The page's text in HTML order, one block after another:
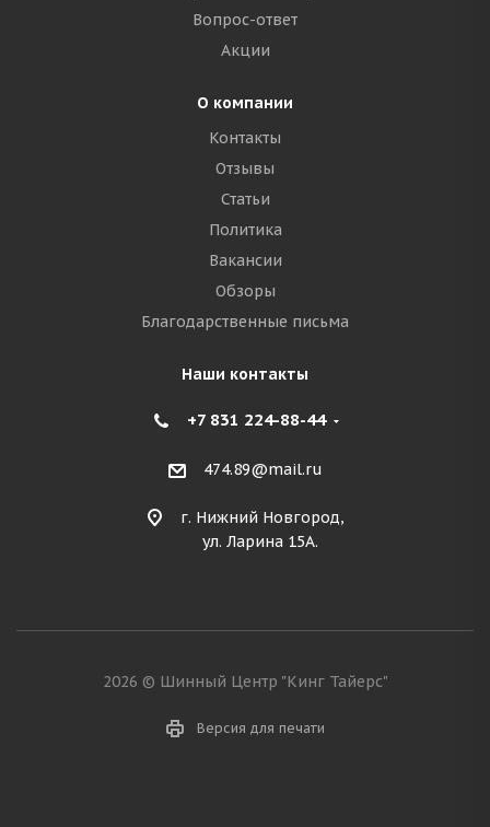
Вопрос-ответ
Акции
О компании
Контакты
Отзывы
Статьи
Политика
Вакансии
Обзоры
Благодарственные письма
Наши контакты
+7 831 224-88-44
474.89@mail.ru
г. Нижний Новгород,
ул. Ларина 15А.
2026 © Шинный Центр "Кинг Тайерс"
Версия для печати